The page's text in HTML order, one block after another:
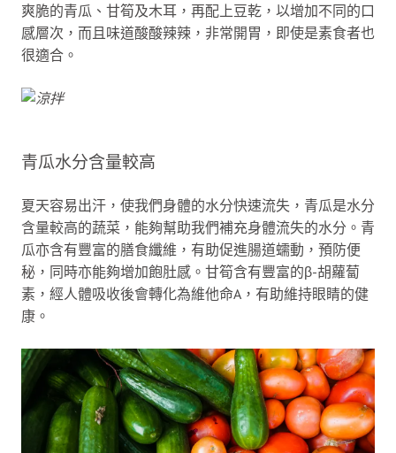
爽脆的青瓜、甘筍及木耳，再配上豆乾，以增加不同的口
感層次，而且味道酸酸辣辣，非常開胃，即使是素食者也
很適合。
青瓜水分含量較高
夏天容易出汗，使我們身體的水分快速流失，青瓜是水分
含量較高的蔬菜，能夠幫助我們補充身體流失的水分。青
瓜亦含有豐富的膳食纖維，有助促進腸道蠕動，預防便
秘，同時亦能夠增加飽肚感。甘筍含有豐富的β-胡蘿蔔
素，經人體吸收後會轉化為維他命A，有助維持眼睛的健
康。